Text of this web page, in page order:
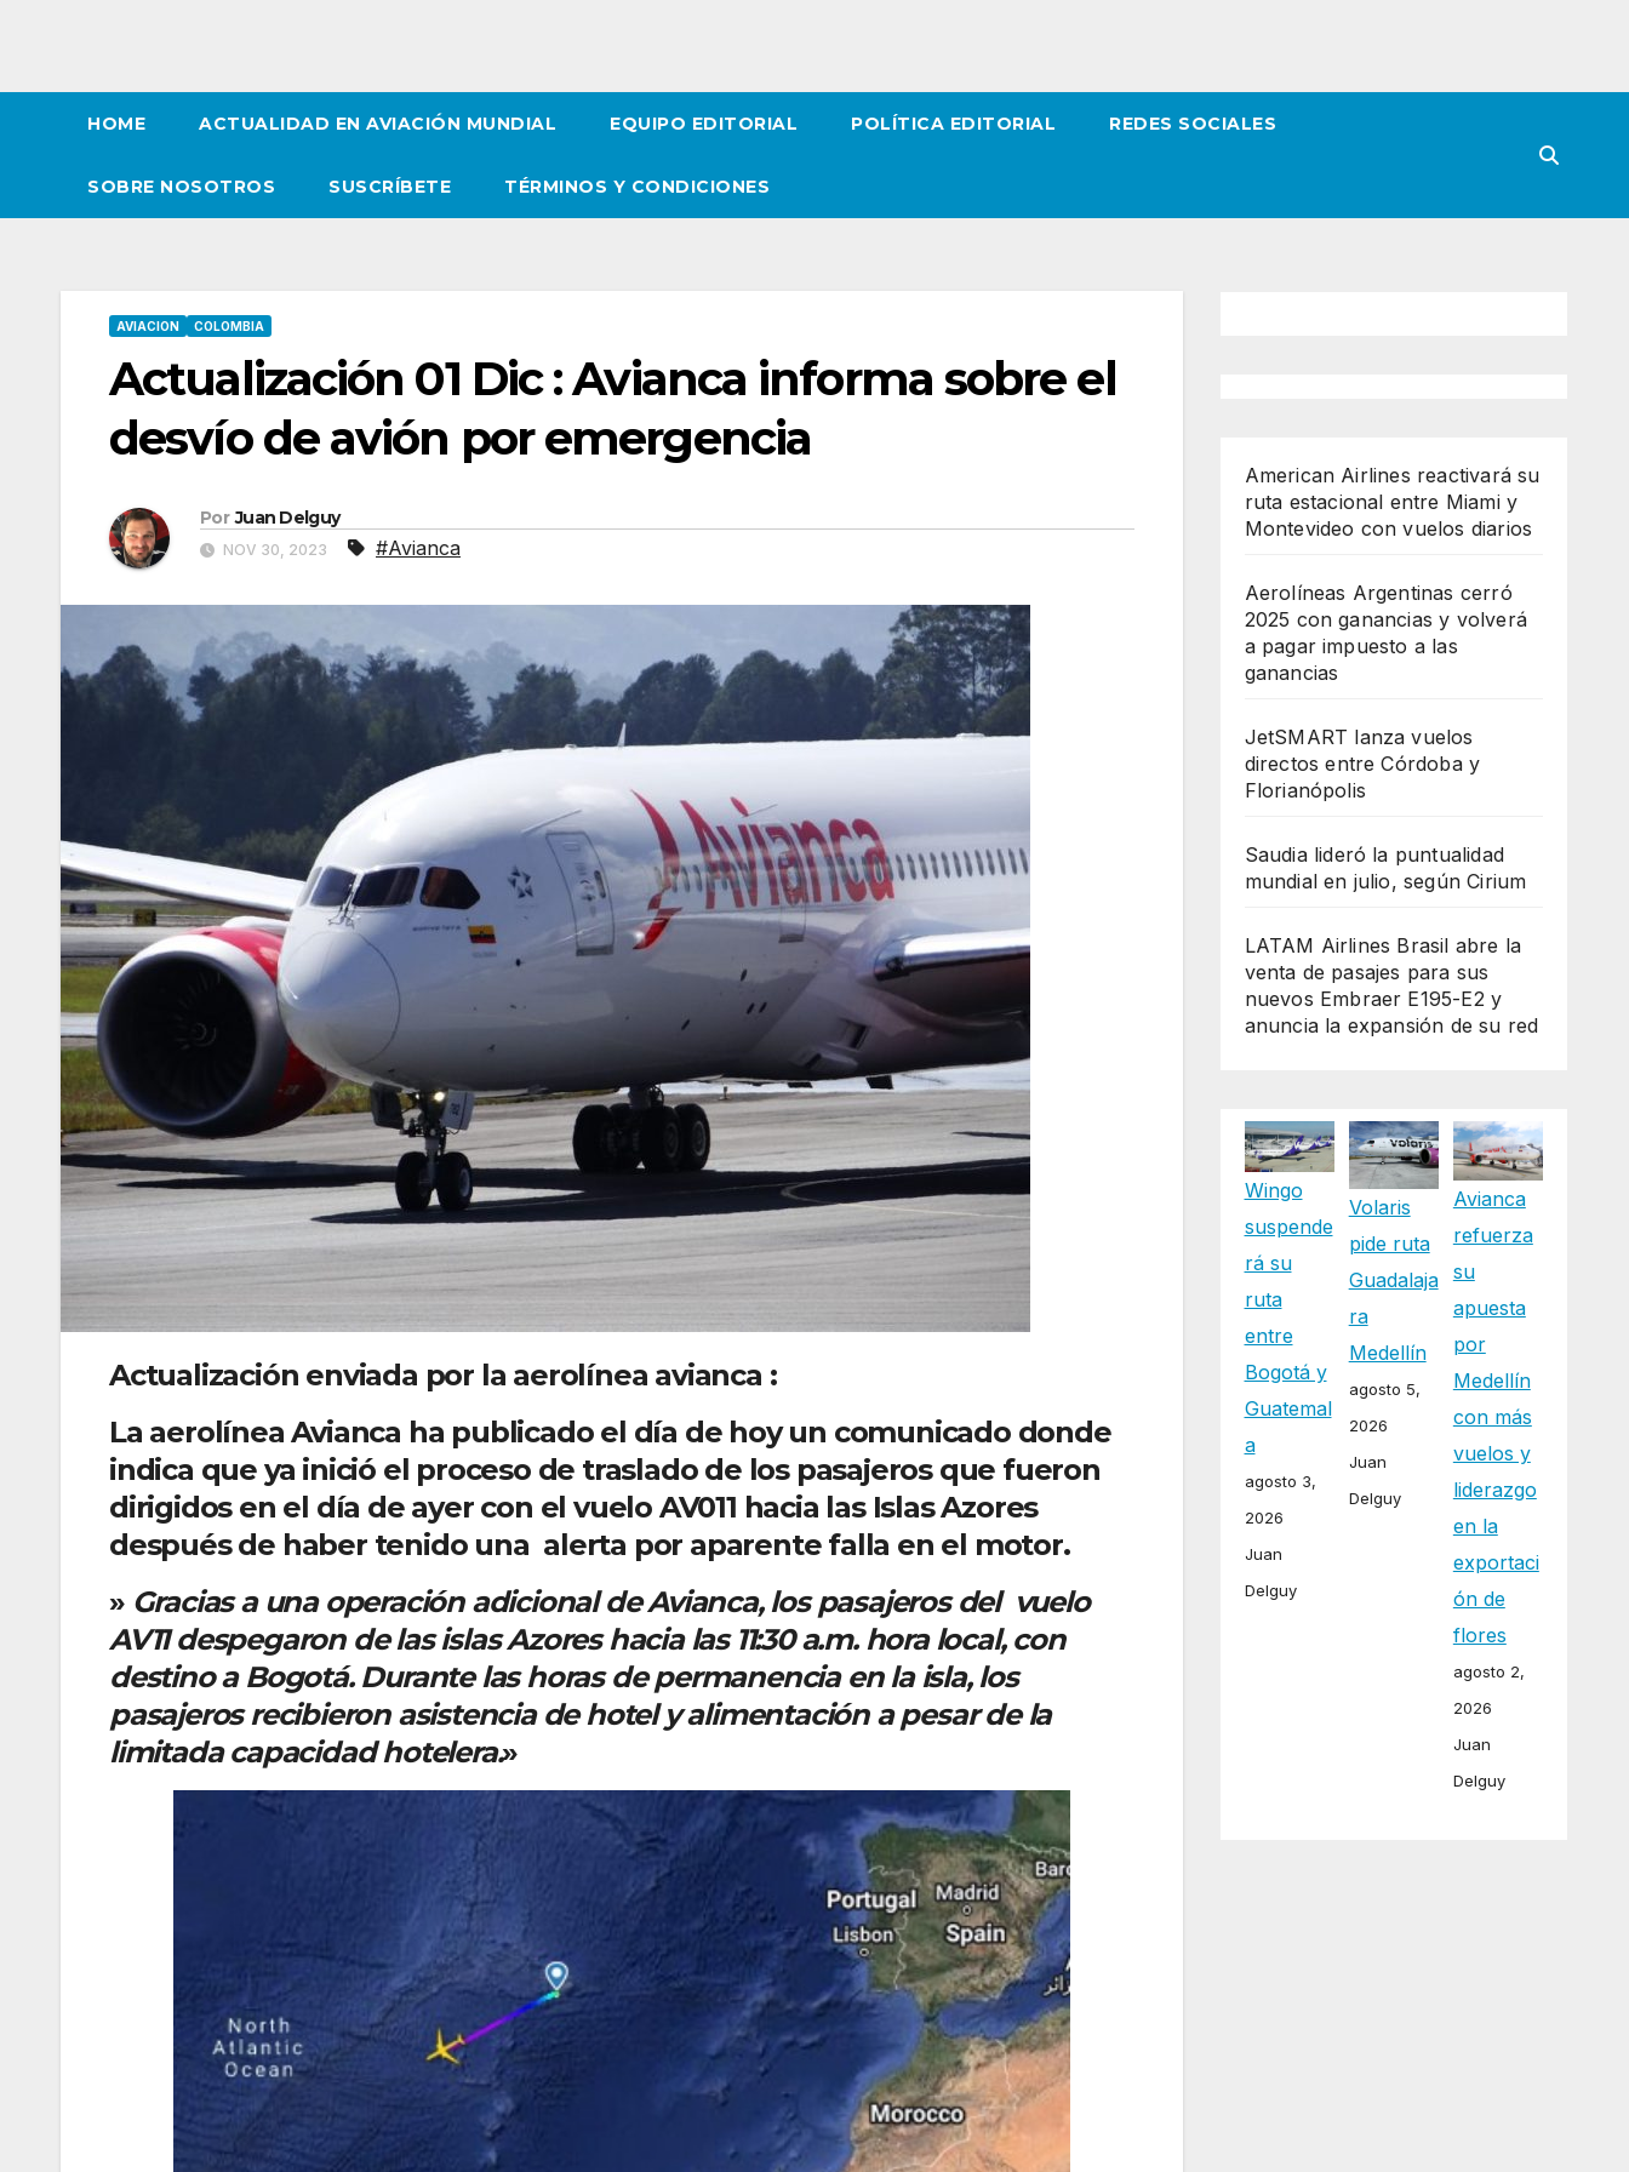
HOME ACTUALIDAD EN AVIACIÓN MUNDIAL EQUIPO EDITORIAL POLÍTICA EDITORIAL REDES SOCIALES
SOBRE NOSOTROS SUSCRÍBETE TÉRMINOS Y CONDICIONES
AVIACION COLOMBIA
Actualización 01 Dic : Avianca informa sobre el
desvío de avión por emergencia
Por Juan Delguy
NOV 30, 2023 #Avianca
Actualización enviada por la aerolínea avianca :
La aerolínea Avianca ha publicado el día de hoy un comunicado donde
indica que ya inició el proceso de traslado de los pasajeros que fueron
dirigidos en el día de ayer con el vuelo AV011 hacia las Islas Azores
después de haber tenido una alerta por aparente falla en el motor.
» Gracias a una operación adicional de Avianca, los pasajeros del vuelo
AV11 despegaron de las islas Azores hacia las 11:30 a.m. hora local, con
destino a Bogotá. Durante las horas de permanencia en la isla, los
pasajeros recibieron asistencia de hotel y alimentación a pesar de la
limitada capacidad hotelera.»
American Airlines reactivará su
ruta estacional entre Miami y
Montevideo con vuelos diarios
Aerolíneas Argentinas cerró
2025 con ganancias y volverá
a pagar impuesto a las
ganancias
JetSMART lanza vuelos
directos entre Córdoba y
Florianópolis
Saudia lideró la puntualidad
mundial en julio, según Cirium
LATAM Airlines Brasil abre la
venta de pasajes para sus
nuevos Embraer E195-E2 y
anuncia la expansión de su red
Wingo
suspende
rá su
ruta
entre
Bogotá y
Guatemal
a
agosto 3,
2026
Juan
Delguy
Volaris
pide ruta
Guadalaja
ra
Medellín
agosto 5,
2026
Juan
Delguy
Avianca
refuerza
su
apuesta
por
Medellín
con más
vuelos y
liderazgo
en la
exportaci
ón de
flores
agosto 2,
2026
Juan
Delguy